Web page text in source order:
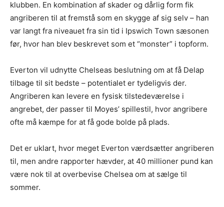
klubben. En kombination af skader og dårlig form fik
angriberen til at fremstå som en skygge af sig selv – han
var langt fra niveauet fra sin tid i Ipswich Town sæsonen
før, hvor han blev beskrevet som et “monster” i topform.
Everton vil udnytte Chelseas beslutning om at få Delap
tilbage til sit bedste – potentialet er tydeligvis der.
Angriberen kan levere en fysisk tilstedeværelse i
angrebet, der passer til Moyes’ spillestil, hvor angribere
ofte må kæmpe for at få gode bolde på plads.
Det er uklart, hvor meget Everton værdsætter angriberen
til, men andre rapporter hævder, at 40 millioner pund kan
være nok til at overbevise Chelsea om at sælge til
sommer.